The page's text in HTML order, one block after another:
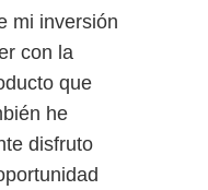
mi inversión
con la
que
he
disfruto